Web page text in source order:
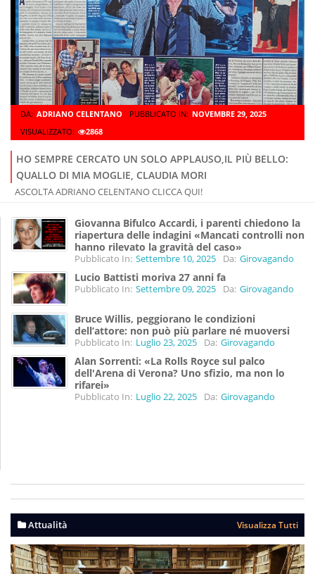
DA: ADRIANO CELENTANO PUBBLICATO IN: NOVEMBRE 29, 2025
VISUALIZZATO:
2868
HO SEMPRE CERCATO UN SOLO APPLAUSO,IL PIÙ BELLO:
QUALLO DI MIA MOGLIE, CLAUDIA MORI
ASCOLTA ADRIANO CELENTANO CLICCA QUI!
Giovanna Bifulco Accardi, i parenti chiedono la
riapertura delle indagini «Mancati controlli non
hanno rilevato la gravità del caso»
Pubblicato In: Settembre 10, 2025 Da: Girovagando
Lucio Battisti moriva 27 anni fa
Pubblicato In: Settembre 09, 2025 Da: Girovagando
Bruce Willis, peggiorano le condizioni
dell’attore: non può più parlare né muoversi
Pubblicato In: Luglio 23, 2025 Da: Girovagando
Alan Sorrenti: «La Rolls Royce sul palco
dell'Arena di Verona? Uno sfizio, ma non lo
rifarei»
Pubblicato In: Luglio 22, 2025 Da: Girovagando
Attualità Visualizza Tutti